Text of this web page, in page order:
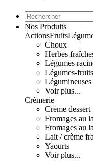
Nos Produits
ActionsFruits
Choux
Herbes
Légumes
Légumes-fruits
Légumineuses
Voir plus...
Crèmerie
Crème dessert
Fromages au
Fromages au
Lait / crème
Yaourts
Voir plus...